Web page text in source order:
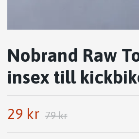
Nobrand Raw
insex till
29 kr 79 kr